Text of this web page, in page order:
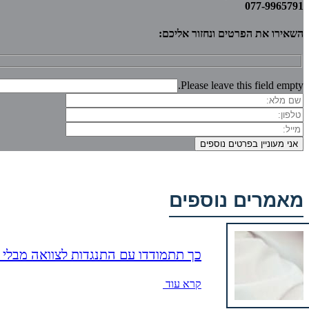
077-9965791
השאירו את הפרטים ונחזור אליכם:
Please leave this field empty.
מאמרים נוספים
כך תתמודדו עם התנגדות לצוואה
קרא עוד